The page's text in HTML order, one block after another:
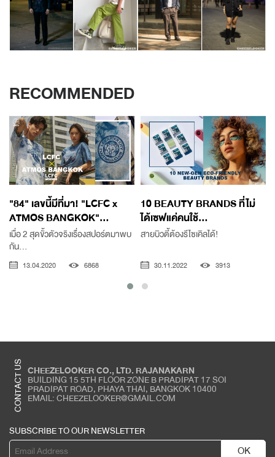
RECOMMENDED
"84" เลขนี้มีที่มา! "LCFC x
ATMOS BANGKOK"...
เมื่อ 2 สุดขั้วตัวจริงเรื่องสปอร์ตมาพบ
กัน...
13.04.2020 6868
10 BEAUTY BRANDS ที่ไม่
ได้เซฟแค่คนใช้...
สายบิวตี้ต้องรีไซเคิลได้!
30.11.2022 3913
CONTACT US CHEEZELOOKER CO., LTD. RAJANAKARN
BUILDING 15 5TH FLOOR ZONE B PRADIPAT 17 SOI
PRADIPAT ROAD, PHAYA THAI, BANGKOK 10400
EMAIL: CHEEZELOOKER@GMAIL.COM
SUBSCRIBE TO OUR NEWSLETTER
OK